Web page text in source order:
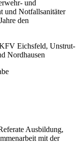
und
und Notfallsanitäter
den
Eichsfeld, Unstrut-
Nordhausen
Ausbildung,
mit der